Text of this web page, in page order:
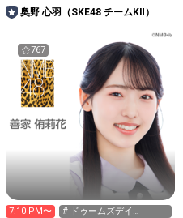
奥野 心羽（SKE48 チームKⅡ）
767
7:10 PM〜
# ドゥームズデイ